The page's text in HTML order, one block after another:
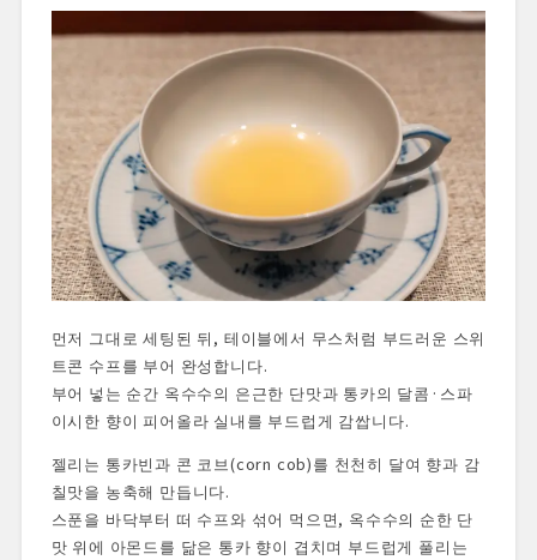
먼저 그대로 세팅된 뒤, 테이블에서 무스처럼 부드러운 스위
트콘 수프를 부어 완성합니다.
부어 넣는 순간 옥수수의 은근한 단맛과 통카의 달콤·스파
이시한 향이 피어올라 실내를 부드럽게 감쌉니다.
젤리는 통카빈과 콘 코브(corn cob)를 천천히 달여 향과 감
칠맛을 농축해 만듭니다.
스푼을 바닥부터 떠 수프와 섞어 먹으면, 옥수수의 순한 단
맛 위에 아몬드를 닮은 통카 향이 겹치며 부드럽게 풀리는